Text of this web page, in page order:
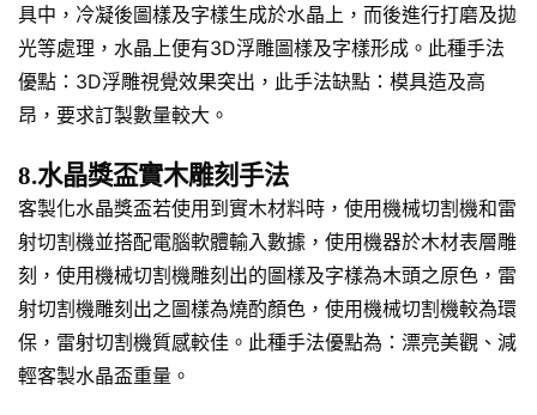
具中，冷凝後圖樣及字樣生成於水晶上，而後進行打磨及拋
光等處理，水晶上便有3D浮雕圖樣及字樣形成。此種手法
優點：3D浮雕視覺效果突出，此手法缺點：模具造及高
昂，要求訂製數量較大。
8.水晶獎盃實木雕刻手法
客製化水晶獎盃若使用到實木材料時，使用機械切割機和雷
射切割機並搭配電腦軟體輸入數據，使用機器於木材表層雕
刻，使用機械切割機雕刻出的圖樣及字樣為木頭之原色，雷
射切割機雕刻出之圖樣為燒酌顏色，使用機械切割機較為環
保，雷射切割機質感較佳。此種手法優點為：漂亮美觀、減
輕客製水晶盃重量。